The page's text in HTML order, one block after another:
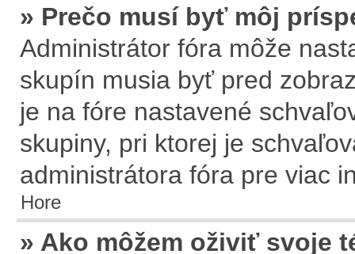
» Prečo musí byť môj
Administrátor fóra môže
skupín musia byť pred
je na fóre nastavené
skupiny, pri ktorej je
administrátora fóra pre viac
Hore
» Ako môžem oživiť svoje